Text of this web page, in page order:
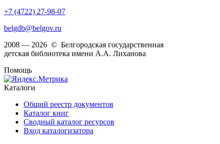
+7 (4722) 27-98-07
belgdb@belgov.ru
2008 — 2026 © Белгородская государственная
детская библиотека имени А.А. Лиханова
Помощь
Каталоги
Общий реестр документов
Каталог книг
Сводный каталог ресурсов
Вход каталогизатора